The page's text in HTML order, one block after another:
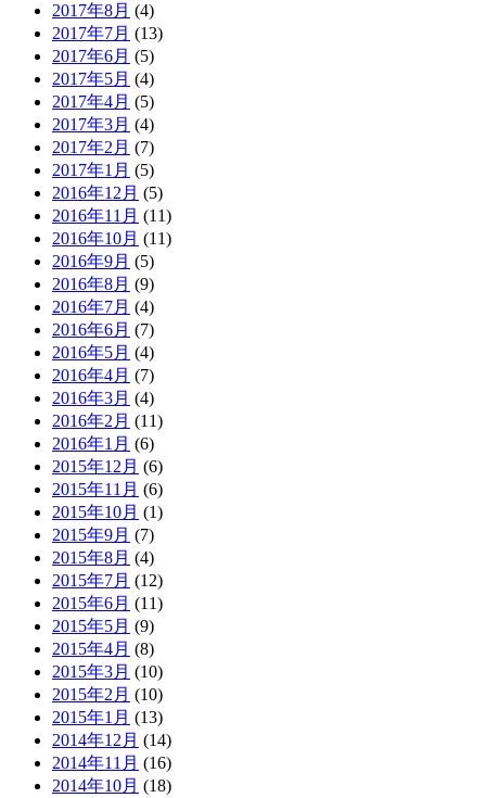
2017年8月 (4)
2017年7月 (13)
2017年6月 (5)
2017年5月 (4)
2017年4月 (5)
2017年3月 (4)
2017年2月 (7)
2017年1月 (5)
2016年12月 (5)
2016年11月 (11)
2016年10月 (11)
2016年9月 (5)
2016年8月 (9)
2016年7月 (4)
2016年6月 (7)
2016年5月 (4)
2016年4月 (7)
2016年3月 (4)
2016年2月 (11)
2016年1月 (6)
2015年12月 (6)
2015年11月 (6)
2015年10月 (1)
2015年9月 (7)
2015年8月 (4)
2015年7月 (12)
2015年6月 (11)
2015年5月 (9)
2015年4月 (8)
2015年3月 (10)
2015年2月 (10)
2015年1月 (13)
2014年12月 (14)
2014年11月 (16)
2014年10月 (18)